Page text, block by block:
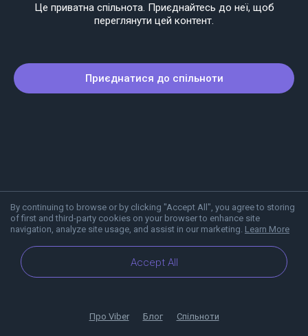
By continuing to browse or by clicking "Accept All", you agree to storing
of first and third-party cookies on your browser to enhance site
navigation, analyze site usage, and assist in our marketing. Learn More
Accept All
Це приватна спільнота. Приєднайтесь до неї, щоб
переглянути цей контент.
Приєднатися до спільноти
Про Viber Блог Спільноти